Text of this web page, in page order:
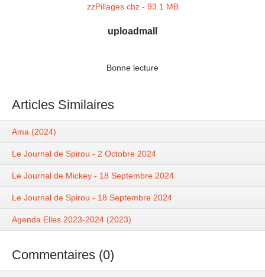
zzPillages.cbz - 93.1 MB
uploadmall
Bonne lecture
Articles Similaires
Ama (2024)
Le Journal de Spirou - 2 Octobre 2024
Le Journal de Mickey - 18 Septembre 2024
Le Journal de Spirou - 18 Septembre 2024
Agenda Elles 2023-2024 (2023)
Commentaires (0)